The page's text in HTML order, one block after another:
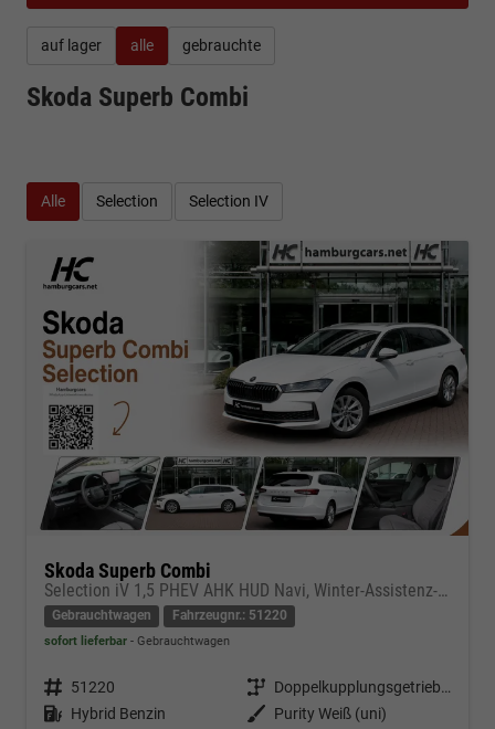
auf lager alle gebrauchte
Skoda Superb Combi
Alle Selection Selection IV
Skoda Superb Combi
Selection iV 1,5 PHEV AHK HUD Navi, Winter-Assistenz-Infotainment-Transport-Paket
Gebrauchtwagen Fahrzeugnr.: 51220
sofort lieferbar Gebrauchtwagen
Fahrzeugnr. 51220 Getriebe
Doppelkupplungsgetriebe (DSG)
Kraftstoff Hybrid Benzin Außenfarbe
Purity Weiß (uni)